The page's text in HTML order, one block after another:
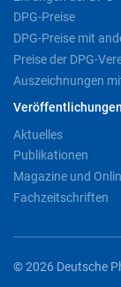
DPG-Preise
DPG-Preise mit
Preise der DPG-
Auszeichnungen
Veröffentlichungen
Aktuelles
Publikationen
Magazine und
Fachzeitschriften
© 2026 Deutsche